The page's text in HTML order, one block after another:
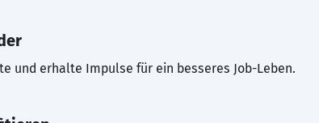
und erhalte Impulse für ein besseres Job-Leben.